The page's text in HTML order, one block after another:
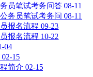
员笔试考务问答 08-11
务员笔试考务问 08-11
报名流程 09-23
报名流程 10-22
04
02-15
简介 02-15